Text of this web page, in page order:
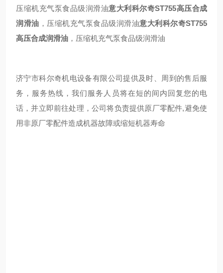
压缩机充气泵食品级润滑油意大利科尔奇ST755高压合成
润滑油 ，压缩机充气泵食品级润滑油意大利科尔奇ST755
高压合成润滑油 ，压缩机充气泵食品级润滑油
济宁市科尔奇机电设备有限公司提供及时、周到的售后服
务， 服务热线，我们服务人员将在短的间内回复您的电
话，并立即前往处理，公司将负责提供原厂零配件,避免使
用非原厂零配件造成机器故障或缩短机器寿命